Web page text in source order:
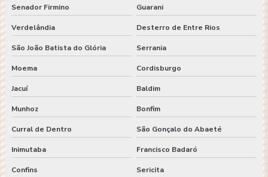
Senador Firmino Guarani
Verdelândia Desterro de Entre Rios
São João Batista do Glória Serrania
Moema Cordisburgo
Jacuí Baldim
Munhoz Bonfim
Curral de Dentro São Gonçalo do Abaeté
Inimutaba Francisco Badaró
Confins Sericita